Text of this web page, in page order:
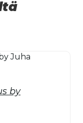
by